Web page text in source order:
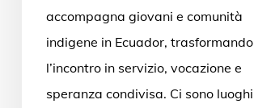
accompagna giovani e comunità
indigene in Ecuador, trasformando
l’incontro in servizio, vocazione e
speranza condivisa. Ci sono luoghi